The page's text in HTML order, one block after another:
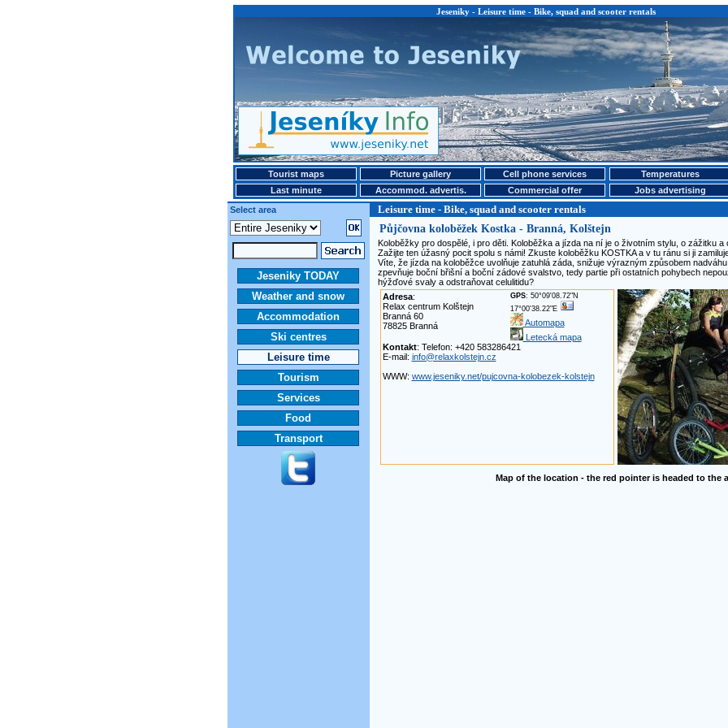
Jeseniky - Leisure time - Bike, squad and scooter rentals
Tourist maps Picture gallery Cell phone services
Temperatures
Last minute
Accommod. advertis. Commercial offer
Jobs advertising
Select area
Leisure time - Bike, squad and scooter rentals
Jeseniky TODAY
Weather and snow
Accommodation
Ski centres
Leisure time
Tourism
Services
Food
Transport
Půjčovna koloběžek Kostka - Branná, Kolštejn
Koloběžky pro dospělé, i pro děti. Koloběžka a jízda na ní je o životním stylu, o zážitku
Zažijte ten úžasný pocit spolu s námi! Zkuste koloběžku KOSTKA a v tu ránu si ji
Víte, že jízda na koloběžce uvolňuje zatuhlá záda, snižuje výrazným způsobem
zpevňuje boční břišní a boční zádové svalstvo, tedy partie při ostatních pohybech
hýžďové svaly a odstraňovat celulitidu?
Adresa:
Relax centrum Kolštejn
Branná 60
78825 Branná
GPS: 50°09'08.72"N
17°00'38.22"E
Automapa
Letecká mapa
Kontakt: Telefon: +420 583286421
E-mail: info@relaxkolstejn.cz
WWW: www.jeseniky.net/pujcovna-kolobezek-kolstejn
Map of the location - the red pointer is headed to the